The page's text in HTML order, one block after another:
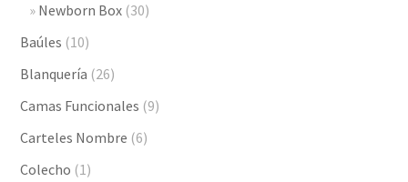
Newborn Box (30)
Baúles (10)
Blanquería (26)
Camas Funcionales (9)
Carteles Nombre (6)
Colecho (1)